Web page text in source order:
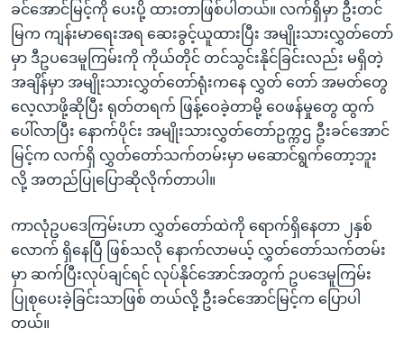
ခင်အောင်မြင့်ကို ပေးပို့ ထားတာဖြစ်ပါတယ်။ လက်ရှိမှာ ဦးတင်
မြက ကျန်းမာရေးအရ ဆေးခွင့်ယူထားပြီး အမျိုးသားလွှတ်တော်
မှာ ဒီဥပဒေမူကြမ်းကို ကိုယ်တိုင် တင်သွင်းနိုင်ခြင်းလည်း မရှိတဲ့
အချိန်မှာ အမျိုးသားလွှတ်တော်ရုံးကနေ လွှတ် တော် အမတ်တွေ
လေ့လာဖို့ဆိုပြီး ရုတ်တရက် ဖြန့်ဝေခဲ့တာမို့ ဝေဖန်မှုတွေ ထွက်
ပေါ်လာပြီး နောက်ပိုင်း အမျိုးသားလွှတ်တော်ဥက္ကဌ ဦးခင်အောင်
မြင့်က လက်ရှိ လွှတ်တော်သက်တမ်းမှာ မဆောင်ရွက်တော့ဘူး
လို့ အတည်ပြုပြောဆိုလိုက်တာပါ။
ကာလုံဥပဒေကြမ်းဟာ လွှတ်တော်ထဲကို ရောက်ရှိနေတာ ၂နှစ်
လောက် ရှိနေပြီ ဖြစ်သလို နောက်လာမယ့် လွှတ်တော်သက်တမ်း
မှာ ဆက်ပြီးလုပ်ချင်ရင် လုပ်နိုင်အောင်အတွက် ဥပဒေမူကြမ်း
ပြုစုပေးခဲ့ခြင်းသာဖြစ် တယ်လို့ ဦးခင်အောင်မြင့်က ပြောပါ
တယ်။